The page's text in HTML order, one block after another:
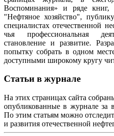
Воспоминания» и ряде книг,
"Нефтяное хозяйство",
специалистах отечественной
чья профессиональная
становление и развитие.
попытку собрать в одном
доступными широкому кругу
Статьи в журнале
На этих страницах сайта
опубликованные в журнале за
По этим статьям можно
и развития отечественной